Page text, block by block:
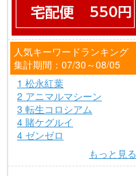
人気キーワードランキング
集計期間：07/30～08/05
1 松永紅葉
2 アニマルマシーン
3 転生コロシアム
4 賭ケグルイ
4 ゼンゼロ
もっと見る